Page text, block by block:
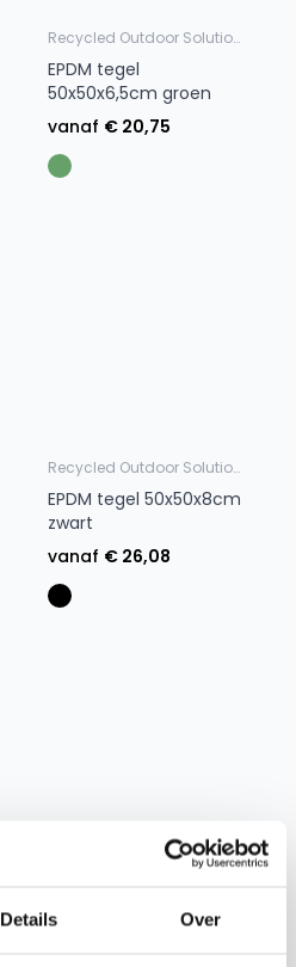
Details Over
Recycled Outdoor Solutions
EPDM tegel
50x50x6,5cm groen
vanaf € 20,75
Recycled Outdoor Solutions
EPDM tegel 50x50x8cm
zwart
vanaf € 26,08
EPDM tegel 50x50x8cm